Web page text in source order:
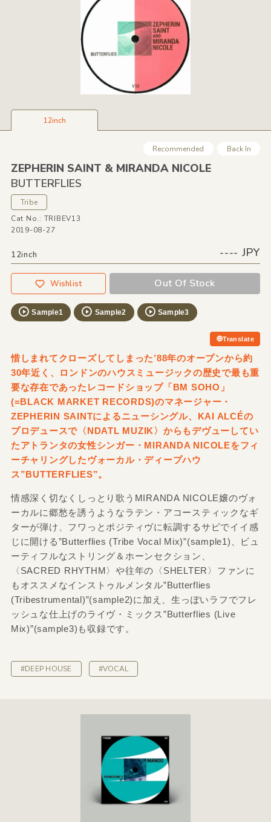
12inch
Recommended Back In
ZEPHERIN SAINT &MIRANDA NICOLE
BUTTERFLIES
Tribe
Cat No.: TRIBEV13
2019-08-27
12inch ---- JPY
Wishlist Out Of Stock
Sample1 Sample2 Sample3
Translate
惜しまれてクローズしてしまった’88年のオープンから約
30年近く、ロンドンのハウスミュージックの歴史で最も重
要な存在であったレコードショップ「BM SOHO」
(=BLACK MARKET RECORDS)のマネージャー・
ZEPHERIN SAINTによるニューシングル、KAI ALCÉの
プロデュースで〈NDATL MUZIK〉からもデヴューしてい
たアトランタの女性シンガー・MIRANDA NICOLEをフィ
ーチャリングしたヴォーカル・ディープハウ
ス”BUTTERFLIES”。
情感深く切なくしっとり歌うMIRANDA NICOLE嬢のヴォ
ーカルに郷愁を誘うようなラテン・アコースティックなギ
ターが弾け、フワっとポジティヴに転調するサビでイイ感
じに開ける”Butterflies (Tribe Vocal Mix)”(sample1)、ビュ
ーティフルなストリング＆ホーンセクション、
〈SACRED RHYTHM〉や往年の〈SHELTER〉ファンに
もオススメなインストゥルメンタル”Butterflies
(Tribestrumental)”(sample2)に加え、生っぽいラフでフレ
ッシュな仕上げのライヴ・ミックス”Butterflies (Live
Mix)”(sample3)も収録です。
#DEEP HOUSE #VOCAL